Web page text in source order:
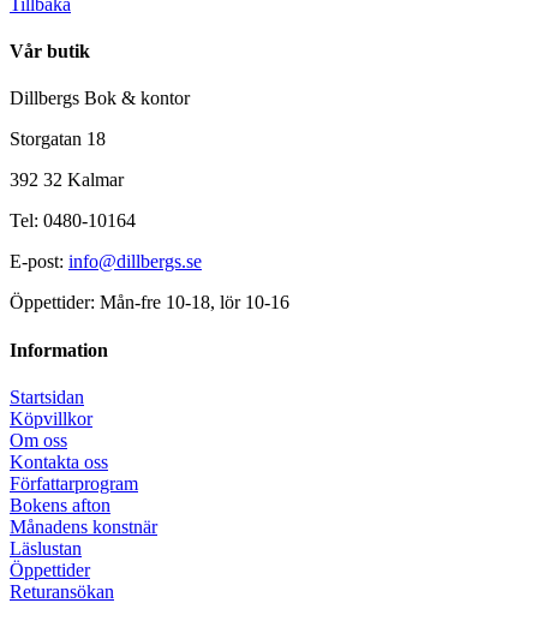
Vår butik
Dillbergs Bok & kontor
Storgatan 18
392 32 Kalmar
Tel: 0480-10164
E-post: info@dillbergs.se
Öppettider: Mån-fre 10-18, lör 10-16
Information
Startsidan
Köpvillkor
Om oss
Kontakta oss
Författarprogram
Bokens afton
Månadens konstnär
Läslustan
Öppettider
Returansökan